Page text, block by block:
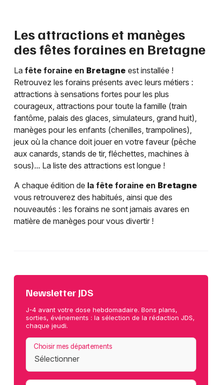
Les attractions et manèges
des fêtes foraines en Bretagne
La fête foraine en Bretagne est installée !
Retrouvez les forains présents avec leurs métiers :
attractions à sensations fortes pour les plus
courageux, attractions pour toute la famille (train
fantôme, palais des glaces, simulateurs, grand huit),
manèges pour les enfants (chenilles, trampolines),
jeux où la chance doit jouer en votre faveur (pêche
aux canards, stands de tir, fléchettes, machines à
sous)... La liste des attractions est longue !
A chaque édition de la fête foraine en Bretagne
vous retrouverez des habitués, ainsi que des
nouveautés : les forains ne sont jamais avares en
matière de manèges pour vous divertir !
Newsletter JDS
J-4 avant votre dose hebdomadaire. Bons plans,
sorties, événements : la sélection de la rédaction JDS,
chaque jeudi.
Choisir mes départements